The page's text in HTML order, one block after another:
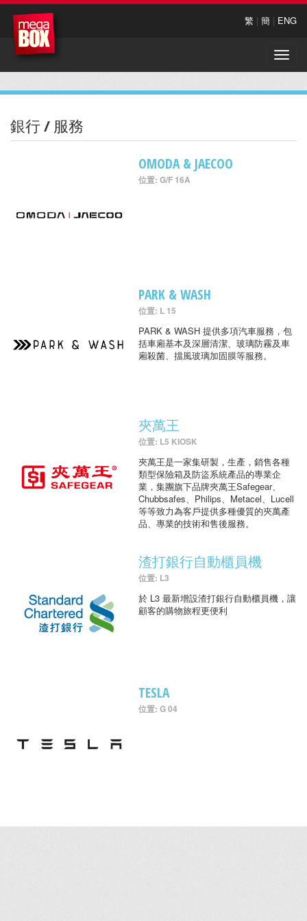
繁 | 簡 | ENG
Toggle
銀行 / 服務
OMODA & JAECOO
位置: G/F 16A
PARK & WASH
位置: L 15
PARK & WASH 提供多項汽車服務，包
括車廂基本及深層清潔、玻璃防霧及車
廂殺菌、擋風玻璃加固膜等服務。
夾萬王
位置: L5 KIOSK
夾萬王是一家集研製，生產，銷售各種
類型保險箱及防盜系統產品的專業企
業，集團旗下品牌夾萬王Safegear、
Chubbsafes、Philips、Metacel、Lucell
等等致力為客戶提供多種優質的夾萬產
品、專業的技術和售後服務。
渣打銀行自動櫃員機
位置: L3
於 L3 最新增設渣打銀行自動櫃員機，讓
顧客的購物旅程更便利
TESLA
位置: G 04